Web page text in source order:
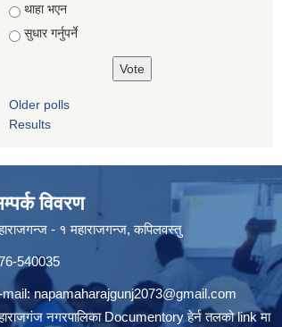
थाहा भएन
सुधार गर्नुपर्ने
Older polls
Results
विवरण
- १ महाराजगन्ज, कपिलवस्तु
540035
mail: napamaharajgunj2073@gmail.com
नगरपालिका Documentory हेर्न तलको link मा